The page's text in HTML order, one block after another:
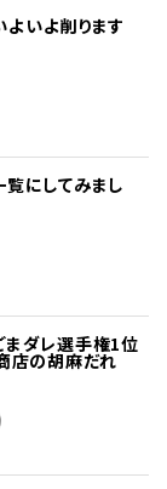
よいよ削ります
にしてみまし
まダレ選手権1位
店の胡麻だれ